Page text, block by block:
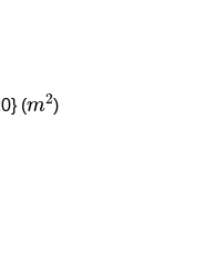
(
2
)